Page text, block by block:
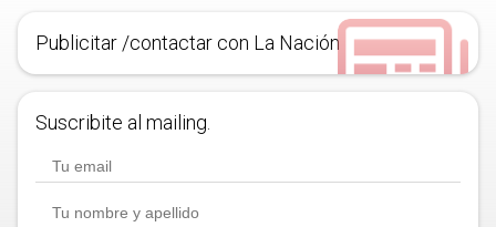
Publicitar /contactar con La Nación
Suscribite al mailing.